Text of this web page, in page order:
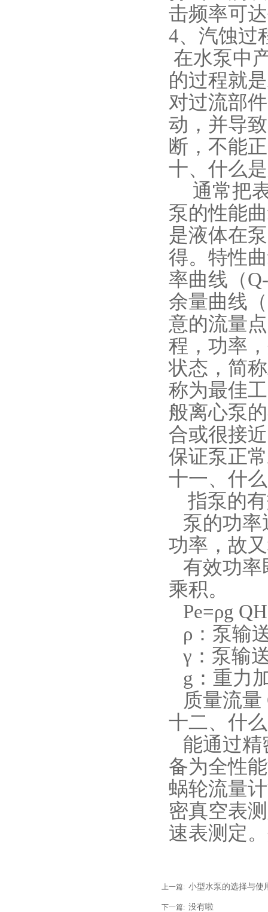
击频率可
4、汽蚀过
在水泵中
的过程就
对过流部
动，并导
断，不能
十、什么
通常把表
泵的性能
是液体在
得。特性
率曲线（
余量曲线
意的流量
程，功率
状态，简
称为最佳
般离心泵
合或很接
保证泵正
十一、什
指泵的有
泵的功率
功率，故
有效功率
乘积。
Pe=ρg
ρ：泵输
γ：泵输
g：重力
质量流量
十二、什
能通过精
备为全性
蜗轮流量
密真空表
速表测定
上一篇: 小型水泵的选择与使
下一篇: 没有啦